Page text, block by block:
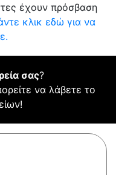
έχουν πρόσβαση
κλικ εδώ για να
σας?
να λάβετε το